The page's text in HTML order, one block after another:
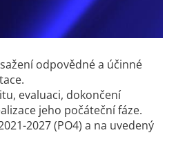
odpovědné a účinné
evaluaci, dokončení
jeho počáteční fáze.
2027 (PO4) a na uvedený